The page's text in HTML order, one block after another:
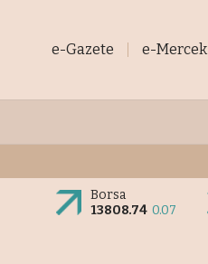
e-Gazete e-Mercek
Borsa
13808.74 0.07